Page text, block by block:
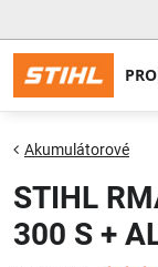
Akumulátorové
STIHL
300 S +